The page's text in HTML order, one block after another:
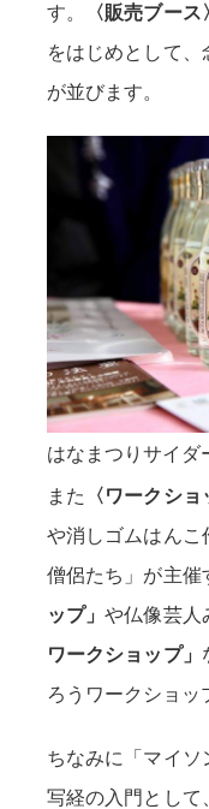
す。
〈販売ブース
をはじめとして、
が並びます。
はなまつりサイダ
また 〈ワークショ
や消しゴムはんこ
僧侶たち」が主催
ップ」や仏像芸人
ワークショップ」
ろうワークショッ
ちなみに「マイソ
写経の入門として